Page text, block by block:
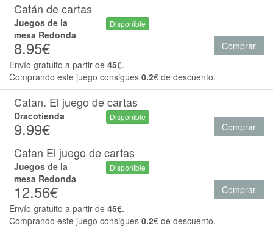
Catán de cartas
Juegos de la
mesa Redonda
8.95€
Disponible
Comprar
Envío gratuito a partir de 45€.
Comprando este juego consigues 0.2€ de descuento.
Catan. El juego de cartas
Dracotienda
9.99€
Disponible
Comprar
Catan El juego de cartas
Juegos de la
mesa Redonda
12.56€
Disponible
Comprar
Envío gratuito a partir de 45€.
Comprando este juego consigues 0.2€ de descuento.